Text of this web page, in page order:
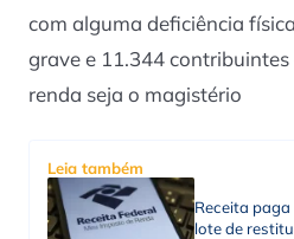
com alguma deficiência
grave e 11.344
renda seja o magistério
Leia também
Receita
lote de